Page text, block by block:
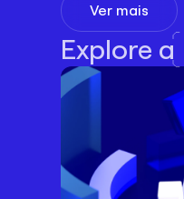
Ver mais
Explore a